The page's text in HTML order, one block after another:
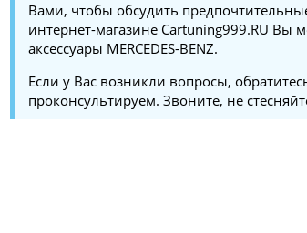
Вами, чтобы обсудить
интернет-магазине Cartuning999.RU Вы
аксессуары MERCEDES-BENZ.
Если у Вас возникли вопросы,
проконсультируем. Звоните, не